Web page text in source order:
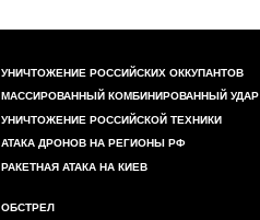
УНИЧТОЖЕНИЕ РОССИЙСКИХ ОККУПАНТОВ
МАССИРОВАННЫЙ КОМБИНИРОВАННЫЙ УДАР
УНИЧТОЖЕНИЕ РОССИЙСКОЙ ТЕХНИКИ
АТАКА ДРОНОВ НА РЕГИОНЫ РФ
РАКЕТНАЯ АТАКА НА КИЕВ
ОБСТРЕЛ